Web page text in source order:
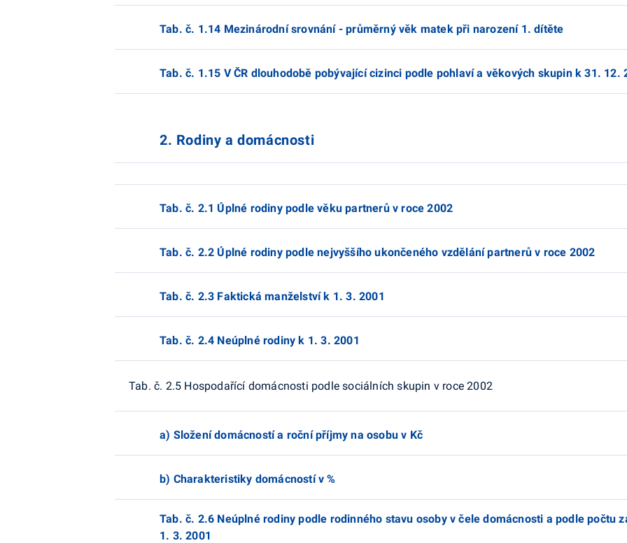
Tab. č. 1.14 Mezinárodní srovnání - průměrný věk matek při narození 1. dítěte
Tab. č. 1.15 V ČR dlouhodobě pobývající cizinci podle pohlaví a věkových skupin k 31. 12.
2. Rodiny a domácnosti
Tab. č. 2.1 Úplné rodiny podle věku partnerů v roce 2002
Tab. č. 2.2 Úplné rodiny podle nejvyššího ukončeného vzdělání partnerů v roce 2002
Tab. č. 2.3 Faktická manželství k 1. 3. 2001
Tab. č. 2.4 Neúplné rodiny k 1. 3. 2001
Tab. č. 2.5 Hospodařící domácnosti podle sociálních skupin v roce 2002
a) Složení domácností a roční příjmy na osobu v Kč
b) Charakteristiky domácností v %
Tab. č. 2.6 Neúplné rodiny podle rodinného stavu osoby v čele domácnosti a podle počtu
1. 3. 2001